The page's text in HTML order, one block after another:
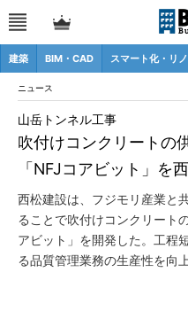
建築 BIM・CAD スマート化・リ
ニュース
吹付けコンクリートの
「NFJコアビット」を
山岳トンネル工事
西松建設は、フジモリ産業と
ることで吹付けコンクリート
アビット」を開発した。工程
る品質管理業務の生産性を向